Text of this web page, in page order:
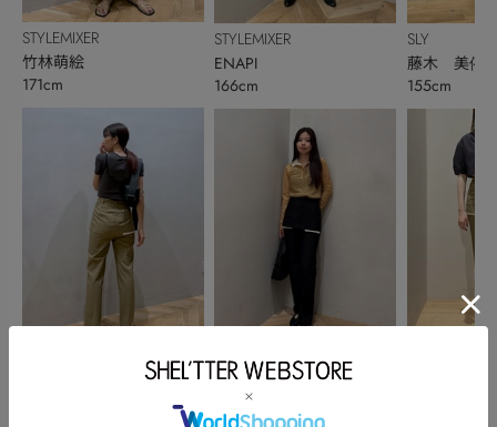
STYLEMIXER
竹林萌絵
171cm
STYLEMIXER
ENAPI
166cm
STYLEMIXER
黒岩早耶
166cm
SLY
藤木 美侑
155cm